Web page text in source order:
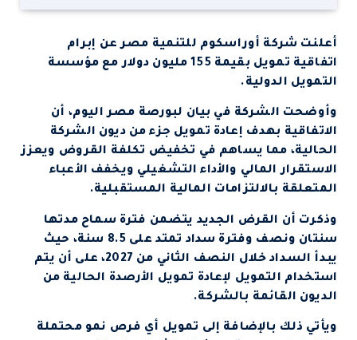
أعلنت شركة أوراسكوم للتنمية مصر عن إبرام
اتفاقية تمويل بقيمة 155 مليون دولار مع مؤسسة
التمويل الدولية.
وأوضحت الشركة في بيان لبورصة مصر اليوم، أن
الاتفاقية بهدف إعادة تمويل جزء من ديون الشركة
الحالية، مما يساهم في تخفيض تكلفة القروض ويعزز
الاستقرار المالي والأداء التشغيلي ويخفف الأعباء
المتعلقة بالالتزامات المالية المستقبلية.
وذكرت أن القرض الجديد يتضمن فترة سماح مدتها
سنتان ونصف وفترة سداد تمتد على 8.5 سنة، حيث
يبدأ السداد خلال النصف الثاني من 2027، على أن يتم
استخدام التمويل لإعادة تمويل الأرصدة الحالية من
الديون القائمة بالشركة.
ويأتي ذلك بالإضافة إلى تمويل أي فرص نمو محتملة